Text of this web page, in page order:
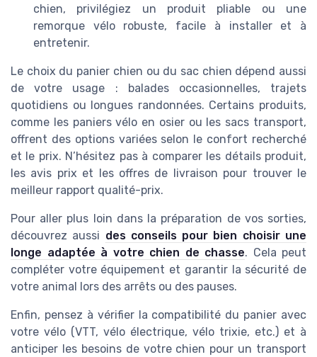
chien, privilégiez un produit pliable ou une
remorque vélo robuste, facile à installer et à
entretenir.
Le choix du panier chien ou du sac chien dépend aussi
de votre usage : balades occasionnelles, trajets
quotidiens ou longues randonnées. Certains produits,
comme les paniers vélo en osier ou les sacs transport,
offrent des options variées selon le confort recherché
et le prix. N’hésitez pas à comparer les détails produit,
les avis prix et les offres de livraison pour trouver le
meilleur rapport qualité-prix.
Pour aller plus loin dans la préparation de vos sorties,
découvrez aussi des conseils pour bien choisir une
longe adaptée à votre chien de chasse. Cela peut
compléter votre équipement et garantir la sécurité de
votre animal lors des arrêts ou des pauses.
Enfin, pensez à vérifier la compatibilité du panier avec
votre vélo (VTT, vélo électrique, vélo trixie, etc.) et à
anticiper les besoins de votre chien pour un transport